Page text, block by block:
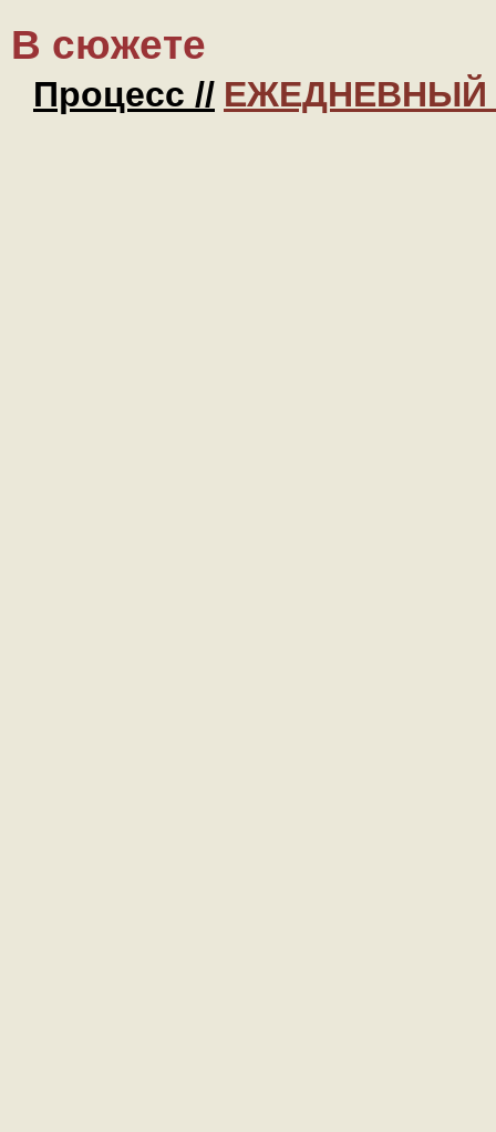
В сюжете
Процесс // ЕЖЕДНЕВНЫЙ